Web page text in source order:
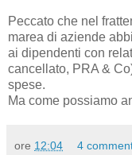
Peccato che nel
marea di aziende
ai dipendenti con
cancellato, PRA &
spese.
Ma come possiamo
ore 12:04 4